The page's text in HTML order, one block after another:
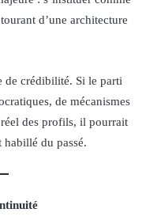
d’une architecture
de crédibilité. Si le parti
de mécanismes
des profils, il pourrait
du passé.